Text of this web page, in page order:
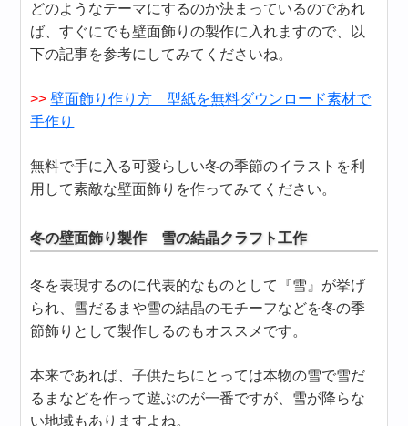
どのようなテーマにするのか決まっているのであれ
ば、すぐにでも壁面飾りの製作に入れますので、以
下の記事を参考にしてみてくださいね。
>> 壁面飾り作り方 型紙を無料ダウンロード素材で
手作り
無料で手に入る可愛らしい冬の季節のイラストを利
用して素敵な壁面飾りを作ってみてください。
冬の壁面飾り製作 雪の結晶クラフト工作
冬を表現するのに代表的なものとして『雪』が挙げ
られ、雪だるまや雪の結晶のモチーフなどを冬の季
節飾りとして製作しるのもオススメです。
本来であれば、子供たちにとっては本物の雪で雪だ
るまなどを作って遊ぶのが一番ですが、雪が降らな
い地域もありますよね。